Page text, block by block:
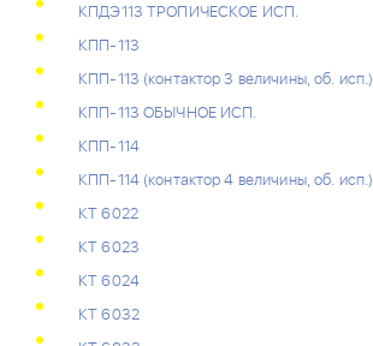
КПДЭ113 ТРОПИЧЕСКОЕ ИСП.
КПП-113
КПП-113 (контактор 3 величины, об. исп.)
КПП-113 ОБЫЧНОЕ ИСП.
КПП-114
КПП-114 (контактор 4 величины, об. исп.)
КТ 6022
КТ 6023
КТ 6024
КТ 6032